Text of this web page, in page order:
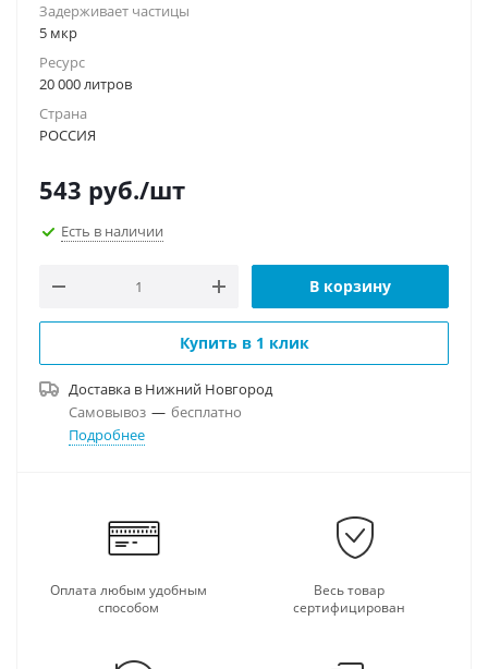
Задерживает частицы
5 мкр
Ресурс
20 000 литров
Страна
РОССИЯ
543 руб./шт
Есть в наличии
В корзину
Купить в 1 клик
Доставка в Нижний Новгород
Самовывоз — бесплатно
Подробнее
Оплата любым удобным
способом
Весь товар
сертифицирован